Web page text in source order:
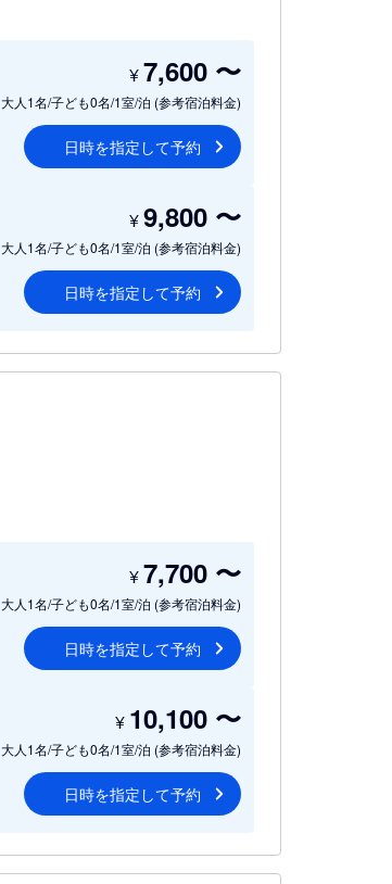
大人1名/子ども0名/1室/泊 (参考宿泊料金)
¥7,600 〜
日時を指定して予約
大人1名/子ども0名/1室/泊 (参考宿泊料金)
¥9,800 〜
日時を指定して予約
大人1名/子ども0名/1室/泊 (参考宿泊料金)
¥7,700 〜
日時を指定して予約
大人1名/子ども0名/1室/泊 (参考宿泊料金)
¥ 10,100 〜
日時を指定して予約